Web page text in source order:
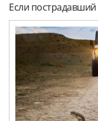
Если пострадавший